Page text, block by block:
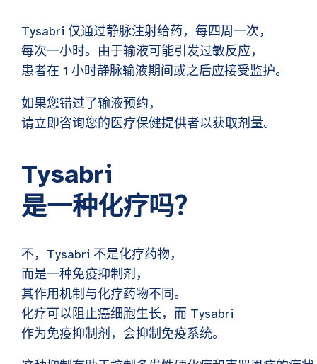
Tysabri 仅通过静脉注射给药，每四周一次，
每次一小时。由于输液可能引发过敏反应，
患者在 1 小时静脉输液期间或之后应接受监护。
如果您错过了输液预约，
请立即咨询您的医疗保健提供者以获取剂量。
Tysabri
是一种化疗吗？
不，Tysabri 不是化疗药物，
而是一种免疫抑制剂，
其作用机制与化疗药物不同。
化疗可以阻止癌细胞生长，而 Tysabri
作为免疫抑制剂，会抑制免疫系统。